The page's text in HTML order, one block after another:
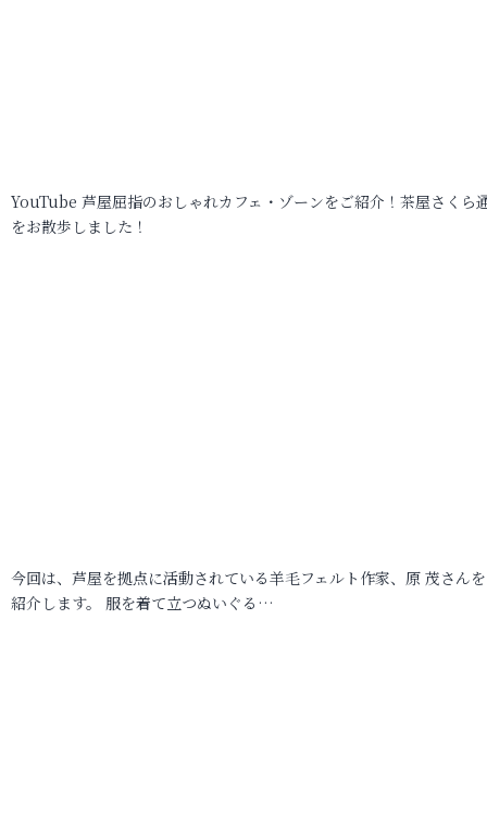
YouTube 芦屋屈指のおしゃれカフェ・ゾーンをご紹介！茶屋さくら
をお散歩しました！
今回は、芦屋を拠点に活動されている羊毛フェルト作家、原 茂さん
紹介します。 服を着て立つぬいぐる…